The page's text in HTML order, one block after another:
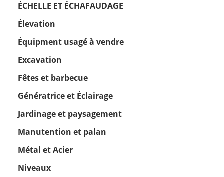
ÉCHELLE ET ÉCHAFAUDAGE
Élevation
Équipment usagé à vendre
Excavation
Fêtes et barbecue
Génératrice et Éclairage
Jardinage et paysagement
Manutention et palan
Métal et Acier
Niveaux